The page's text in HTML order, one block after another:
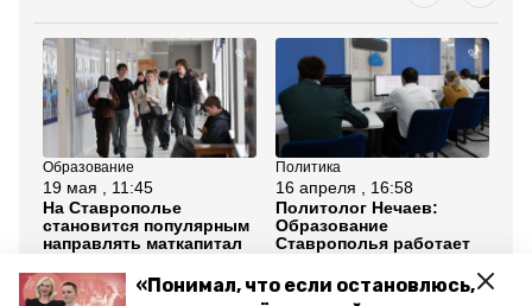
«Понимал, что если остановлюсь,
Образование
19 мая , 11:45
На Ставрополье
становится популярным
направлять маткапитал
Политика
16 апреля , 16:58
Политолог Нечаев:
Образование
Ставрополья работает